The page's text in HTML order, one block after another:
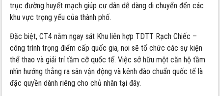
trục đường huyết mạch giúp cư dân dễ dàng di chuyển đến các
khu vực trọng yếu của thành phố.
Đặc biệt, CT4 nằm ngay sát Khu liên hợp TDTT Rạch Chiếc –
công trình trọng điểm cấp quốc gia, nơi sẽ tổ chức các sự kiện
thể thao và giải trí tầm cỡ quốc tế. Việc sở hữu một căn hộ tầm
nhìn hướng thẳng ra sân vận động và kênh đào chuẩn quốc tế là
đặc quyền dành riêng cho chủ nhân tại đây.